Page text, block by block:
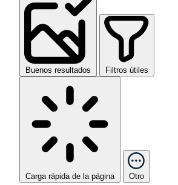
Buenos resultados Filtros útiles
Carga rápida de la página Otro